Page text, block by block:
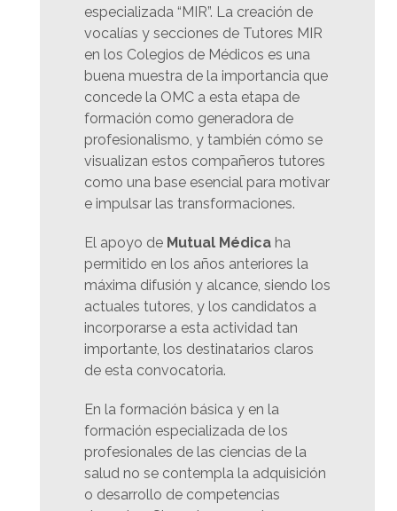
especializada “MIR”. La creación de
vocalías y secciones de Tutores MIR
en los Colegios de Médicos es una
buena muestra de la importancia que
concede la OMC a esta etapa de
formación como generadora de
profesionalismo, y también cómo se
visualizan estos compañeros tutores
como una base esencial para motivar
e impulsar las transformaciones.
El apoyo de Mutual Médica ha
permitido en los años anteriores la
máxima difusión y alcance, siendo los
actuales tutores, y los candidatos a
incorporarse a esta actividad tan
importante, los destinatarios claros
de esta convocatoria.
En la formación básica y en la
formación especializada de los
profesionales de las ciencias de la
salud no se contempla la adquisición
o desarrollo de competencias